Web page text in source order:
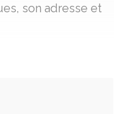
son adresse et